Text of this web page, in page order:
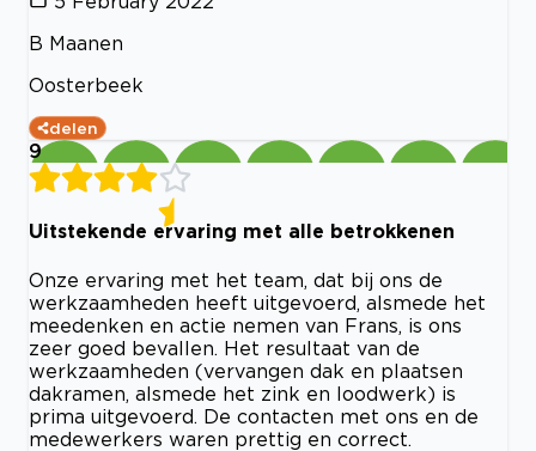
B Maanen
Oosterbeek
delen
9
Uitstekende ervaring met alle betrokkenen
Onze ervaring met het team, dat bij ons de
werkzaamheden heeft uitgevoerd, alsmede het
meedenken en actie nemen van Frans, is ons
zeer goed bevallen. Het resultaat van de
werkzaamheden (vervangen dak en plaatsen
dakramen, alsmede het zink en loodwerk) is
prima uitgevoerd. De contacten met ons en de
medewerkers waren prettig en correct.